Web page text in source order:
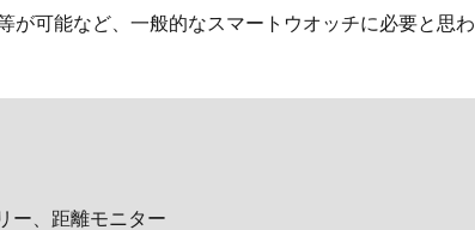
が可能など、一般的なスマートウオッチに必要と思わ
ー、距離モニター